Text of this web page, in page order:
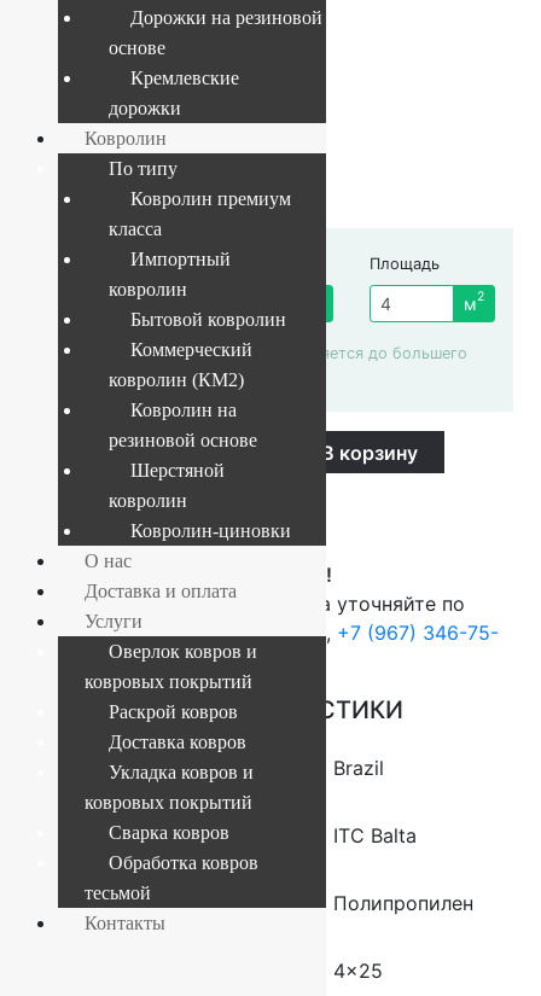
Текущий размер:4x25 м
641руб.
Ширина рулона Длина отреза Площадь
м2
Площадь автоматически округляется до большего
целого числа
-
Ковролин
Balta
Brazil
640
+
В корзину
Купить в 1 клик
ВНИМАНИЕ!
О наличие и стоимости товара уточняйте по
телефонам:+7 (812) 377-09-32, +7 (967) 346-75-
ОСНОВНЫЕ ХАРАКТЕРИСТИКИ
Коллекция Brazil
Производитель ITC Balta
Состав Полипропилен
4×25
Дорожки на резиновой
основе
Кремлевские
дорожки
Ковролин
По типу
Ковролин премиум
класса
Импортный
ковролин
Бытовой ковролин
Коммерческий
ковролин (КМ2)
Ковролин на
резиновой основе
Шерстяной
ковролин
Ковролин-циновки
О нас
Доставка и оплата
Услуги
Оверлок ковров и
ковровых покрытий
Раскрой ковров
Доставка ковров
Укладка ковров и
ковровых покрытий
Сварка ковров
Обработка ковров
тесьмой
Контакты